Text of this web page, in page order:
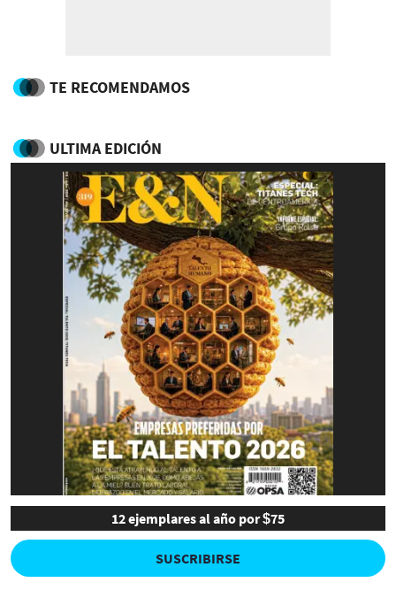
TE RECOMENDAMOS
ULTIMA EDICIÓN
12 ejemplares al año por $75
SUSCRIBIRSE